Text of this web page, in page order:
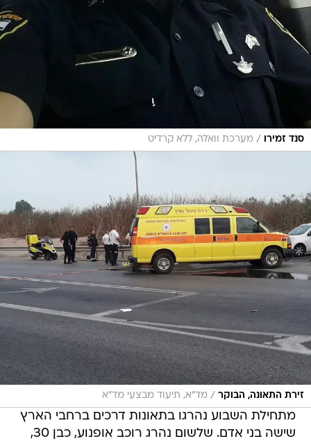
סנד זמירו / מערכת וואלה, ללא קרדיט
זירת התאונה, הבוקר / מד"א, תיעוד מבצעי מד"א
מתחילת השבוע נהרגו בתאונות דרכים ברחבי הארץ
שישה בני אדם. שלשום נהרג רוכב אופנוע, כבן 30,